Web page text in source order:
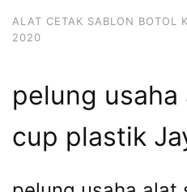
ALAT CETAK SABLON BOTOL
2020
pelung
cup plastik